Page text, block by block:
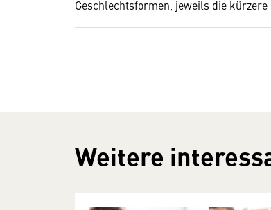
Geschlechtsformen, jeweils die
Weitere